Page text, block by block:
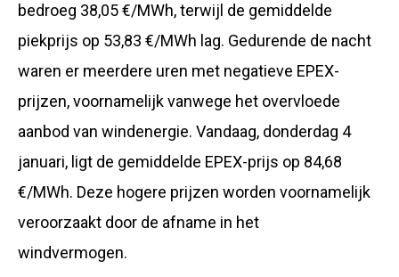
bedroeg 38,05 €/MWh, terwijl de gemiddelde
piekprijs op 53,83 €/MWh lag. Gedurende de nacht
waren er meerdere uren met negatieve EPEX-
prijzen, voornamelijk vanwege het overvloede
aanbod van windenergie. Vandaag, donderdag 4
januari, ligt de gemiddelde EPEX-prijs op 84,68
€/MWh. Deze hogere prijzen worden voornamelijk
veroorzaakt door de afname in het
windvermogen.